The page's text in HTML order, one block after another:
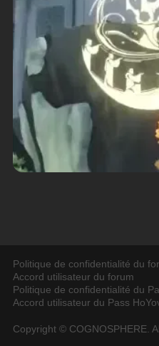
Politique de confidentialité du
Accord utilisateur du forum
Politique de confidentialité du
Accord utilisateur du Pass
Copyright © COGNOSPHERE.